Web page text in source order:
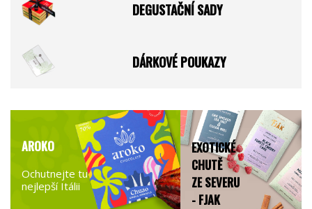
DEGUSTAČNÍ SADY
DÁRKOVÉ POUKAZY
AROKO
Ochutnejte tu
nejlepší Itálii
EXOTICKÉ
CHUTĚ
ZE SEVERU
- FJAK